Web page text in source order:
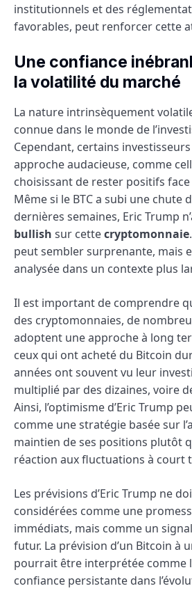
institutionnels et des
favorables, peut renforcer cette
Une confiance
la volatilité du marché
La nature intrinsèquement
connue dans le monde de
Cependant, certains
approche audacieuse, comme
choisissant de rester positifs
Même si le BTC a subi une chute
dernières semaines, Eric Trump
bullish sur cettecryptomonnaie
peut sembler surprenante, mais
analysée dans un contexte plus
Il est important de comprendre
des cryptomonnaies, de
adoptent une approche à long
ceux qui ont acheté du Bitcoin
années ont souvent vu leur
multiplié par des dizaines, voire
Ainsi, l’optimisme d’Eric Trump
comme une stratégie basée sur
maintien de ses positions plutôt
réaction aux fluctuations à court
Les prévisions d’Eric Trump ne
considérées comme une
immédiats, mais comme un
futur. La prévision d’un Bitcoin à
pourrait être interprétée comme
confiance persistante dans